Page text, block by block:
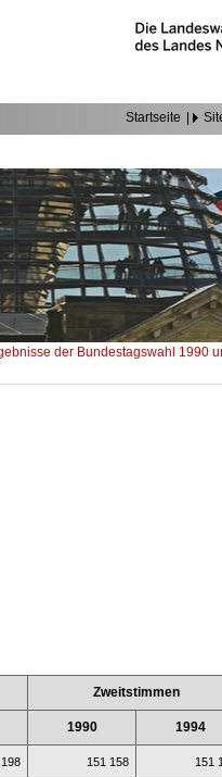
Startseite
der Bundestagswahl 1990
Zweitstimmen
1990 1994
151 158 151